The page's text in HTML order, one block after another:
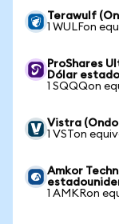
Terawulf
1 WULFon
ProShares
Dólar
1 SQQQon
Vistra
1 VSTon
Amkor
1 AMKRon